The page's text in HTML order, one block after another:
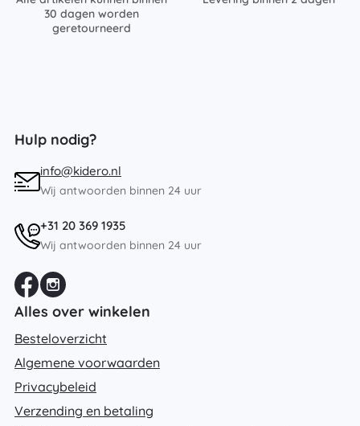
30 dagen worden
geretourneerd
Hulp nodig?
info@kidero.nl
Wij antwoorden binnen 24 uur
+31 20 369 1935
Wij antwoorden binnen 24 uur
Alles over winkelen
Besteloverzicht
Algemene voorwaarden
Privacybeleid
Verzending en betaling